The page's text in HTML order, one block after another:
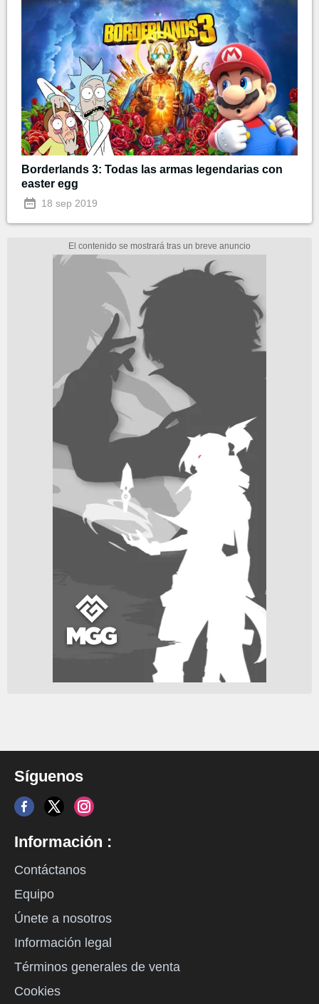
Borderlands 3: Todas las armas legendarias con
easter egg
18 sep 2019
Síguenos
Información :
Contáctanos
Equipo
Únete a nosotros
Información legal
Términos generales de venta
Cookies